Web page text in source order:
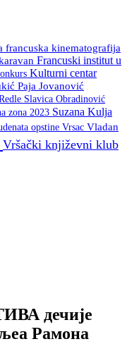
francuska kinematografija
Francuski institut u
Kulturni centar
Paja Jovanović
Slavica Obradinović
zona 2023 Suzana Kulja
opstine Vrsac Vladan
Vršački književni klub
дечије
Рамона